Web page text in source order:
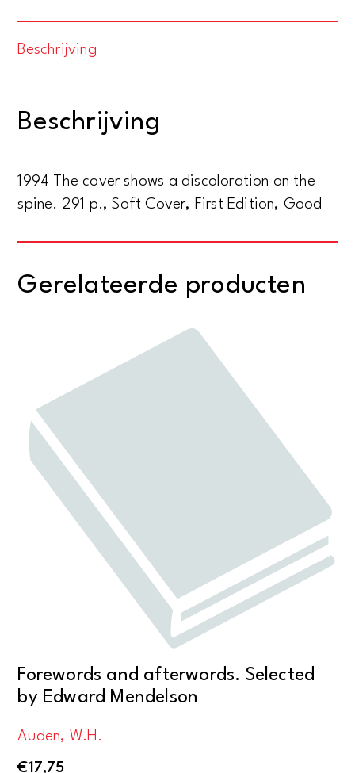
Indian
elder
Beschrijving
Beschrijving
1994 The cover shows a discoloration on the
spine. 291 p., Soft Cover, First Edition, Good
Gerelateerde producten
Forewords and afterwords. Selected
by Edward Mendelson
Auden, W.H.
€17,75